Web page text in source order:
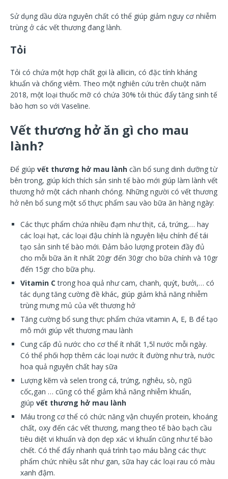
Sử dụng dầu dừa nguyên chất có thể giúp giảm nguy cơ nhiễm
trùng ở các vết thương đang lành.
Tỏi
Tỏi có chứa một hợp chất gọi là allicin, có đặc tính kháng
khuẩn và chống viêm. Theo một nghiên cứu trên chuột năm
2018, một loại thuốc mỡ có chứa 30% tỏi thúc đẩy tăng sinh tế
bào hơn so với Vaseline.
Vết thương hở ăn gì cho mau
lành?
Để giúp vết thương hở mau lành cần bổ sung dinh dưỡng từ
bên trong, giúp kích thích sản sinh tế bào mới giúp làm lành vết
thương hở một cách nhanh chóng. Những người có vết thương
hở nên bổ sung một số thực phẩm sau vào bữa ăn hàng ngày:
Các thực phẩm chứa nhiều đạm như thịt, cá, trứng,… hay
các loại hạt, các loại đậu chính là nguyên liệu chính để tái
tạo sản sinh tế bào mới. Đảm bảo lượng protein đầy đủ
cho mỗi bữa ăn ít nhất 20gr đến 30gr cho bữa chính và 10gr
đến 15gr cho bữa phụ.
Vitamin Ctrong hoa quả như cam, chanh, quýt, bưởi,… có
tác dụng tăng cường đề khác, giúp giảm khả năng nhiễm
trùng mưng mủ của vết thương hở
Tăng cường bổ sung thực phẩm chứa vitamin A, E, B để tạo
mô mới giúp vết thương mau lành
Cung cấp đủ nước cho cơ thể ít nhất 1,5l nước mỗi ngày.
Có thể phối hợp thêm các loại nước ít đường như trà, nước
hoa quả nguyên chất hay sữa
Lượng kẽm và selen trong cá, trứng, nghêu, sò, ngũ
cốc,gan … cũng có thể giảm khả năng nhiễm khuẩn,
giúp vết thương hở mau lành
Máu trong cơ thể có chức năng vận chuyển protein, khoáng
chất, oxy đến các vết thương, mang theo tế bào bạch cầu
tiêu diệt vi khuẩn và dọn dẹp xác vi khuẩn cũng như tế bào
chết. Có thể đẩy nhanh quá trình tạo máu bằng các thực
phẩm chức nhiều sắt như gan, sữa hay các loại rau có màu
xanh đậm.